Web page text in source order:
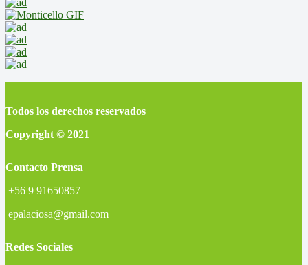
Todos los derechos reservados
Copyright © 2021
Contacto Prensa
+56 9 91650857
epalaciosa@gmail.com
Redes Sociales